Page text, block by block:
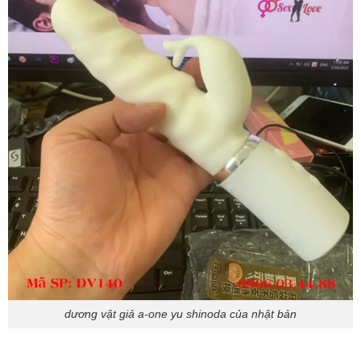
dương vật giả a-one yu shinoda của nhật bản